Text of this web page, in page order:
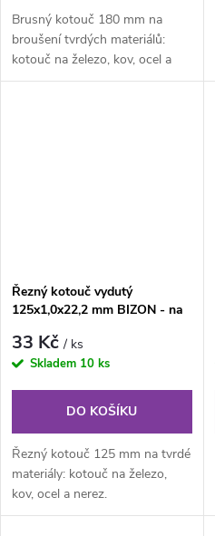
Brusný kotouč 180 mm na
broušení tvrdých materiálů:
kotouč na železo, kov, ocel a
nerez.
Řezný kotouč vydutý
125x1,0x22,2 mm BIZON - na
33 Kč/ ks
Skladem 10 ks
DO KOŠÍKU
Řezný kotouč 125 mm na tvrdé
materiály: kotouč na železo,
kov, ocel a nerez.